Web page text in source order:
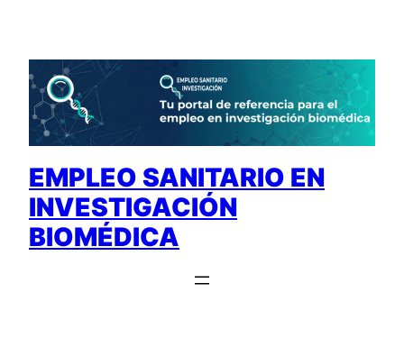
contenido
EMPLEO SANITARIO EN
INVESTIGACIÓN
BIOMÉDICA